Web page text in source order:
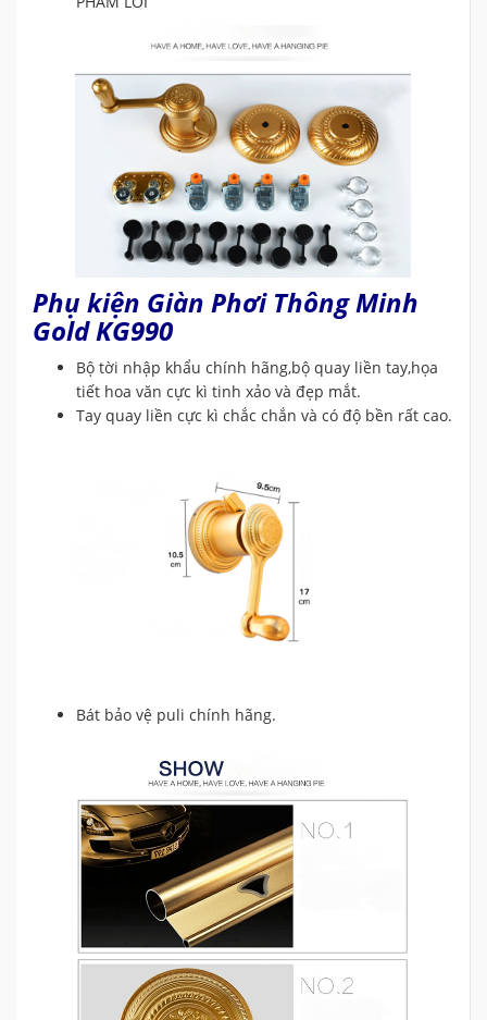
Phụ kiện Giàn Phơi Thông Minh
Gold KG990
Bộ tời nhập khẩu chính hãng,bộ quay liền tay,họa
tiết hoa văn cực kì tinh xảo và đẹp mắt.
Tay quay liền cực kì chắc chắn và có độ bền rất cao.
Bát bảo vệ puli chính hãng.